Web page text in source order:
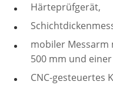
Härteprüfgerät,
mobiler Messarm
500 mm und
CNC-gesteuertes